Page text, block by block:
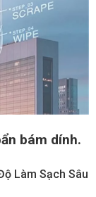
bám dính.
Làm Sạch Sâu